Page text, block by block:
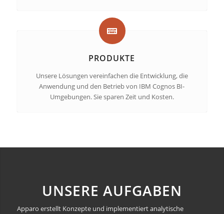
PRODUKTE
Unsere Lösungen vereinfachen die Entwicklung, die
Anwendung und den Betrieb von IBM Cognos BI-
Umgebungen. Sie sparen Zeit und Kosten.
UNSERE AUFGABEN
Apparo erstellt Konzepte und implementiert analytische